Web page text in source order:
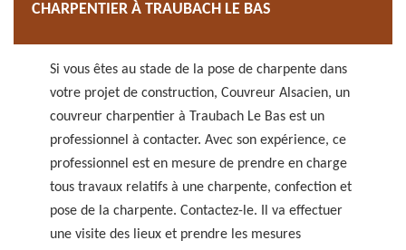
CHARPENTIER À TRAUBACH LE BAS
Si vous êtes au stade de la pose de charpente dans
votre projet de construction, Couvreur Alsacien, un
couvreur charpentier à Traubach Le Bas est un
professionnel à contacter. Avec son expérience, ce
professionnel est en mesure de prendre en charge
tous travaux relatifs à une charpente, confection et
pose de la charpente. Contactez-le. Il va effectuer
une visite des lieux et prendre les mesures